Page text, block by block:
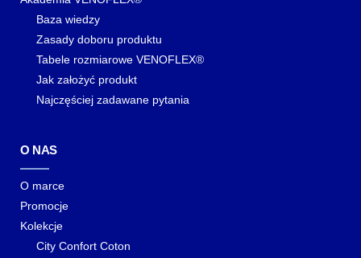
Baza wiedzy
Zasady doboru produktu
Tabele rozmiarowe VENOFLEX®
Jak założyć produkt
Najczęściej zadawane pytania
O NAS
O marce
Promocje
Kolekcje
City Confort Coton